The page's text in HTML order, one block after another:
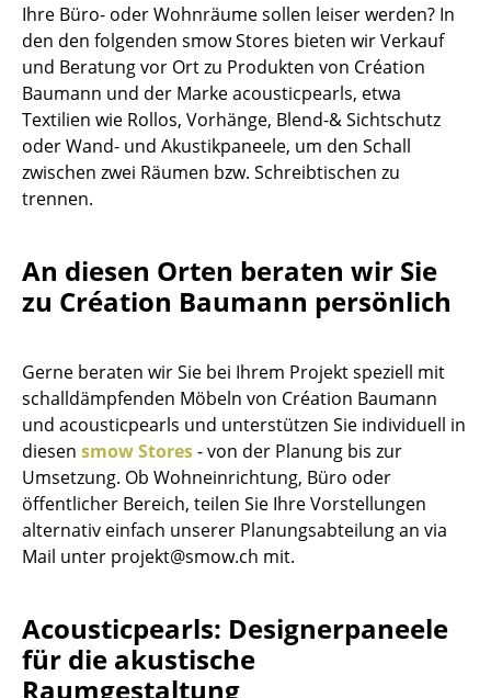
Servierwagen
Einzelteile
... alle Tische
Aufbewahren
Bücherregale
Wandregale
TV Möbel
Beistell- & Rollcontainer
Barmöbel
Garderoben
Kleinaufbewahrung
Einzelteile
... alle Aufbewahrungsmöbel
Ihre Büro- oder Wohnräume sollen leiser werden? In
den den folgenden smow Stores bieten wir Verkauf
und Beratung vor Ort zu Produkten von Création
Baumann und der Marke acousticpearls, etwa
Textilien wie Rollos, Vorhänge, Blend-& Sichtschutz
oder Wand- und Akustikpaneele, um den Schall
zwischen zwei Räumen bzw. Schreibtischen zu
trennen.
An diesen Orten beraten wir Sie
zu Création Baumann persönlich
Gerne beraten wir Sie bei Ihrem Projekt speziell mit
schalldämpfenden Möbeln von Création Baumann
und acousticpearls und unterstützen Sie individuell in
diesen smow Stores- von der Planung bis zur
Umsetzung. Ob Wohneinrichtung, Büro oder
öffentlicher Bereich, teilen Sie Ihre Vorstellungen
alternativ einfach unserer Planungsabteilung an via
Mail unter projekt@smow.ch mit.
Acousticpearls: Designerpaneele
für die akustische
Raumgestaltung